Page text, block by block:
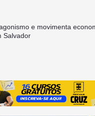
e movimenta
Salvador